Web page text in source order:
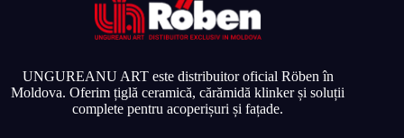
UNGUREANU ART este distribuitor oficial Röben în
Moldova. Oferim țiglă ceramică, cărămidă klinker și soluții
complete pentru acoperișuri și fațade.